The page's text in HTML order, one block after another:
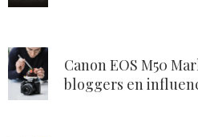
Canon EOS M50
bloggers en